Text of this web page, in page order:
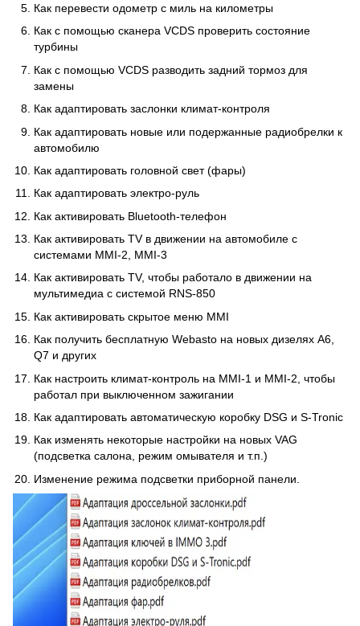
Как перевести одометр с миль на километры
Как с помощью сканера VCDS проверить состояние
турбины
Как с помощью VCDS разводить задний тормоз для
замены
Как адаптировать заслонки климат-контроля
Как адаптировать новые или подержанные радиобрелки к
автомобилю
Как адаптировать головной свет (фары)
Как адаптировать электро-руль
Как активировать Bluetooth-телефон
Как активировать TV в движении на автомобиле с
системами MMI-2, MMI-3
Как активировать TV, чтобы работало в движении на
мультимедиа с системой RNS-850
Как активировать скрытое меню MMI
Как получить бесплатную Webasto на новых дизелях A6,
Q7 и других
Как настроить климат-контроль на MMI-1 и MMI-2, чтобы
работал при выключенном зажигании
Как адаптировать автоматическую коробку DSG и S-Tronic
Как изменять некоторые настройки на новых VAG
(подсветка салона, режим омывателя и т.п.)
Изменение режима подсветки приборной панели.